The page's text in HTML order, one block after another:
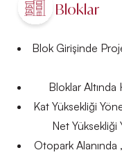
Bloklar
Blok Girişinde
Bloklar
Kat Yüksekliği
Net Yüksekliği
Otopark Alanında